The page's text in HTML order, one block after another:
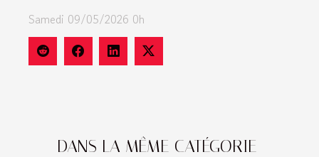
DANS LA MÊME CATÉGORIE
Samedi 09/05/2026 0h